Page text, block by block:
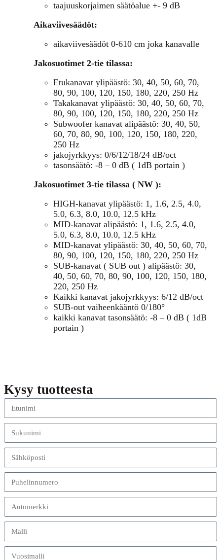
taajuuskorjaimen säätöalue +- 9 dB
Aikaviivesäädöt:
aikaviivesäädöt 0-610 cm joka kanavalle
Jakosuotimet 2-tie tilassa:
Etukanavat ylipäästö: 30, 40, 50, 60, 70,
80, 90, 100, 120, 150, 180, 220, 250 Hz
Takakanavat ylipäästö: 30, 40, 50, 60, 70,
80, 90, 100, 120, 150, 180, 220, 250 Hz
Subwoofer kanavat alipäästö: 30, 40, 50,
60, 70, 80, 90, 100, 120, 150, 180, 220,
250 Hz
jakojyrkkyys: 0/6/12/18/24 dB/oct
tasonsäätö: -8 – 0 dB ( 1dB portain )
Jakosuotimet 3-tie tilassa ( NW ):
HIGH-kanavat ylipäästö: 1, 1.6, 2.5, 4.0,
5.0, 6.3, 8.0, 10.0, 12.5 kHz
MID-kanavat alipäästö: 1, 1.6, 2.5, 4.0,
5.0, 6.3, 8.0, 10.0, 12.5 kHz
MID-kanavat ylipäästö: 30, 40, 50, 60, 70,
80, 90, 100, 120, 150, 180, 220, 250 Hz
SUB-kanavat ( SUB out ) alipäästö: 30,
40, 50, 60, 70, 80, 90, 100, 120, 150, 180,
220, 250 Hz
Kaikki kanavat jakojyrkkyys: 6/12 dB/oct
SUB-out vaiheenkääntö 0/180°
kaikki kanavat tasonsäätö: -8 – 0 dB ( 1dB
portain )
Kysy tuotteesta